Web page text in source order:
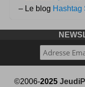
– Le blog Hashtag
©2006-2025